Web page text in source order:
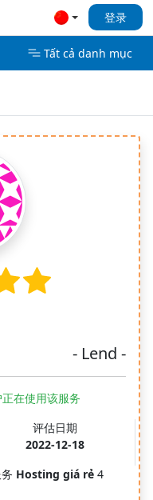
登录
Tất cả danh mục
- Lend -
在使用该服务
评估日期
2022-12-18
Hosting giá rẻ 4